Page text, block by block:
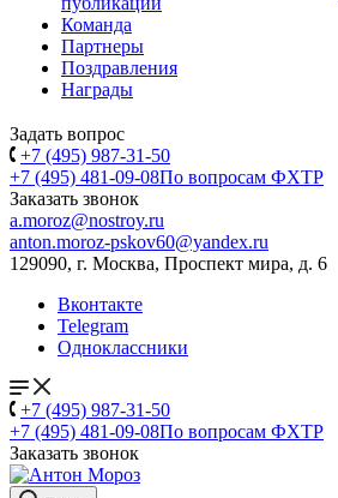
Команда
Партнеры
Поздравления
Награды
Задать вопрос
+7 (495) 987-31-50
+7 (495) 481-09-08По вопросам ФХТР
Заказать звонок
a.moroz@nostroy.ru
anton.moroz-pskov60@yandex.ru
129090, г. Москва, Проспект мира, д. 6
Вконтакте
Telegram
Одноклассники
+7 (495) 987-31-50
+7 (495) 481-09-08По вопросам ФХТР
Заказать звонок